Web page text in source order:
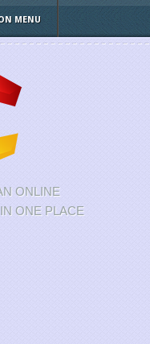
MENU
ONLINE
ONE PLACE